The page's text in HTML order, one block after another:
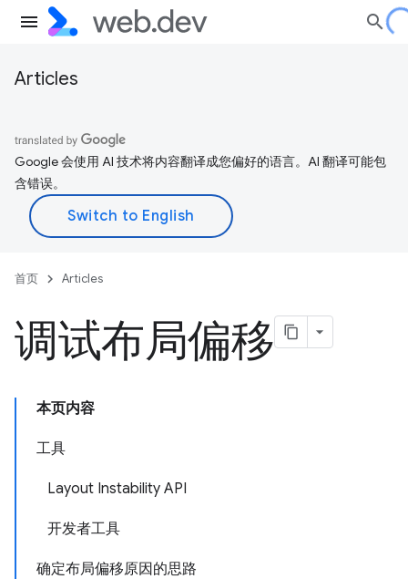
Articles
Google 会使用 AI 技术将内容翻译成您偏好的语言。AI 翻译可能包
含错误。
首页 Articles
调试布局偏移
本页内容
工具
Layout Instability API
开发者工具
确定布局偏移原因的思路